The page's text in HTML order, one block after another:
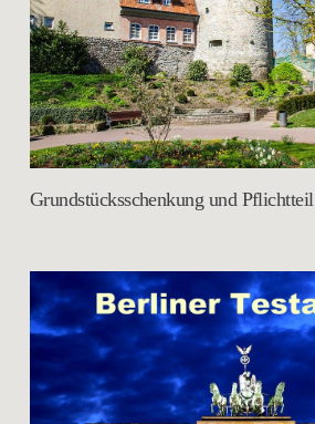
Grundstücksschenkung und Pflichtteil